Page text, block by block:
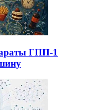
ГПП-1